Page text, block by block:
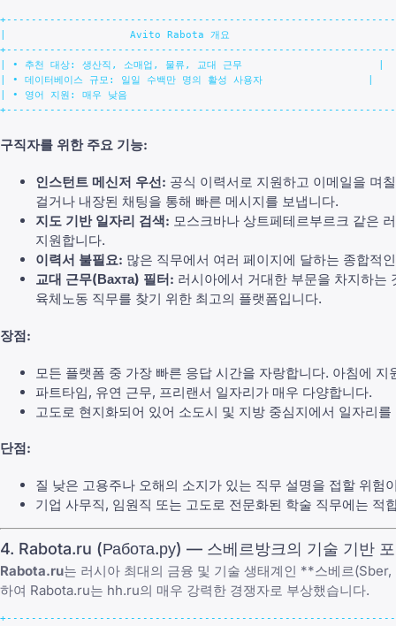
|                    Avito Rabota 개요
| • 추천 대상: 생산직, 소매업, 물류, 교대 근무                      |
| • 데이터베이스 규모: 일일 수백만 명의 활성 사용자                 |
| • 영어 지원: 매우 낮음
구직자를 위한 주요 기능:
인스턴트 메신저 우선: 공식 이력서로 지원하고 이메일을 며
걸거나 내장된 채팅을 통해 빠른 메시지를 보냅니다.
지도 기반 일자리 검색: 모스크바나 상트페테르부르크 같은
지원합니다.
이력서 불필요: 많은 직무에서 여러 페이지에 달하는 종합적
교대 근무(Вахта) 필터: 러시아에서 거대한 부문을 차지하
육체노동 직무를 찾기 위한 최고의 플랫폼입니다.
장점:
모든 플랫폼 중 가장 빠른 응답 시간을 자랑합니다. 아침에
파트타임, 유연 근무, 프리랜서 일자리가 매우 다양합니다.
고도로 현지화되어 있어 소도시 및 지방 중심지에서 일자리
단점:
질 낮은 고용주나 오해의 소지가 있는 직무 설명을 접할 위험
기업 사무직, 임원직 또는 고도로 전문화된 학술 직무에는 적
4. Rabota.ru (Работа.ру) — 스베르방크의 기술 기반
Rabota.ru는 러시아 최대의 금융 및 기술 생태계인 **스베르
하여 Rabota.ru는 hh.ru의 매우 강력한 경쟁자로 부상했습니다.